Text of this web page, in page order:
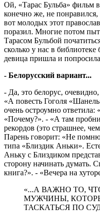
Ой, «Тарас Бульба» фильм
конечно же, не
вот молодых этот
поразил. Многие потом
Тарасом Бульбой
сколько у нас в
девица пришла и
- Белорусский вариант...
- Да, это белорус,
«А повесть Гоголя
очень остроумно ответила:
«Почему?». - «А там
рекордов (это страшнее,
Парень говорит: «Не
типа «Близдик Аньки».
Аньку с Близдиком
сторону начинать думать.
книга?». - «Вечера на
«...А ВАЖНО ТО,
МУЖЧИНЫ,
ТАСКАТЬСЯ ПО